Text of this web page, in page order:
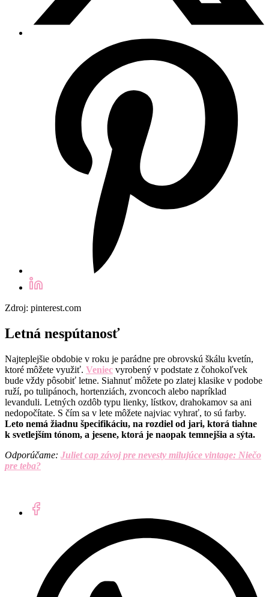
Zdroj: pinterest.com
Letná nespútanosť
Najteplejšie obdobie v roku je parádne pre obrovskú škálu kvetín,
ktoré môžete využiť. Veniec vyrobený v podstate z čohokoľvek
bude vždy pôsobiť letne. Siahnuť môžete po zlatej klasike v podobe
ruží, po tulipánoch, hortenziách, zvoncoch alebo napríklad
levanduli. Letných ozdôb typu lienky, lístkov, drahokamov sa ani
nedopočítate. S čím sa v lete môžete najviac vyhrať, to sú farby.
Leto nemá žiadnu špecifikáciu, na rozdiel od jari, ktorá tiahne
k svetlejším tónom, a jesene, ktorá je naopak temnejšia a sýta.
Odporúčame: Juliet cap závoj pre nevesty milujúce vintage: Niečo
pre teba?